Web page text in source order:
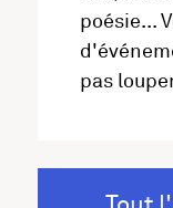
poésie...
pas